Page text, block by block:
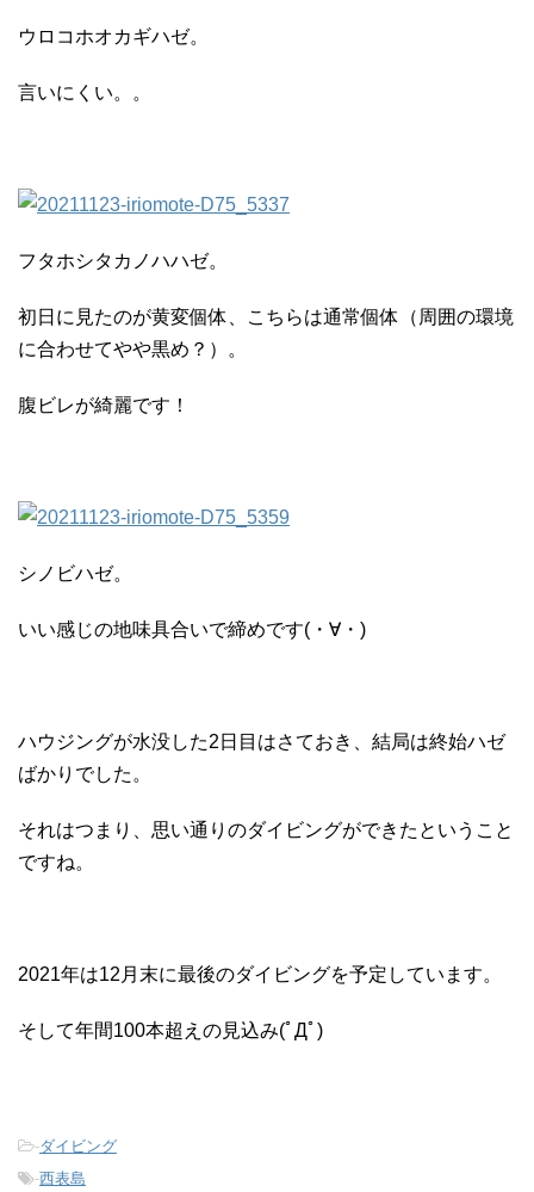
ウロコホオカギハゼ。
言いにくい。。
フタホシタカノハハゼ。
初日に見たのが黄変個体、こちらは通常個体（周囲の環境
に合わせてやや黒め？）。
腹ビレが綺麗です！
シノビハゼ。
いい感じの地味具合いで締めです(・∀・)
ハウジングが水没した2日目はさておき、結局は終始ハゼ
ばかりでした。
それはつまり、思い通りのダイビングができたということ
ですね。
2021年は12月末に最後のダイビングを予定しています。
そして年間100本超えの見込み(ﾟДﾟ)
-ダイビング
-西表島